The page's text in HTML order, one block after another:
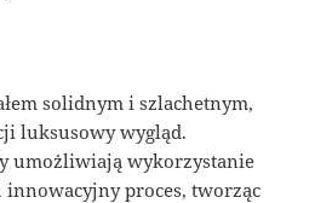
solidnym i szlachetnym,
luksusowy wygląd.
umożliwiają wykorzystanie
proces, tworząc